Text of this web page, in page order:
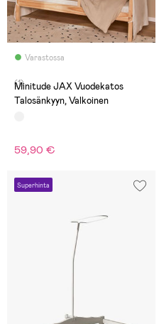
Varastossa
(1)
Minitude JAX Vuodekatos
Talosänkyyn, Valkoinen
59,90 €
Superhinta